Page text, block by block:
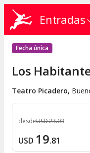
Entradas
Fecha única
Los
Teatro Picadero,
desdeUSD23.03
USD 19.81